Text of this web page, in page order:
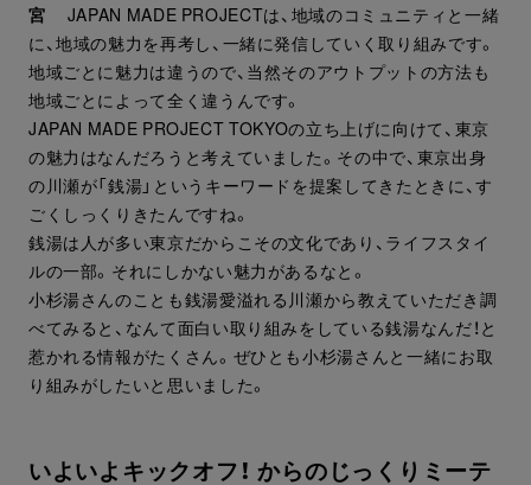
宮 JAPAN MADE PROJECTは、地域のコミュニティと一緒
に、地域の魅力を再考し、一緒に発信していく取り組みです。
地域ごとに魅力は違うので、当然そのアウトプットの方法も
地域ごとによって全く違うんです。
JAPAN MADE PROJECT TOKYOの立ち上げに向けて、東京
の魅力はなんだろうと考えていました。その中で、東京出身
の川瀬が「銭湯」というキーワードを提案してきたときに、す
ごくしっくりきたんですね。
銭湯は人が多い東京だからこその文化であり、ライフスタイ
ルの一部。それにしかない魅力があるなと。
小杉湯さんのことも銭湯愛溢れる川瀬から教えていただき調
べてみると、なんて面白い取り組みをしている銭湯なんだ！と
惹かれる情報がたくさん。ぜひとも小杉湯さんと一緒にお取
り組みがしたいと思いました。
いよいよキックオフ！ からのじっくりミーテ